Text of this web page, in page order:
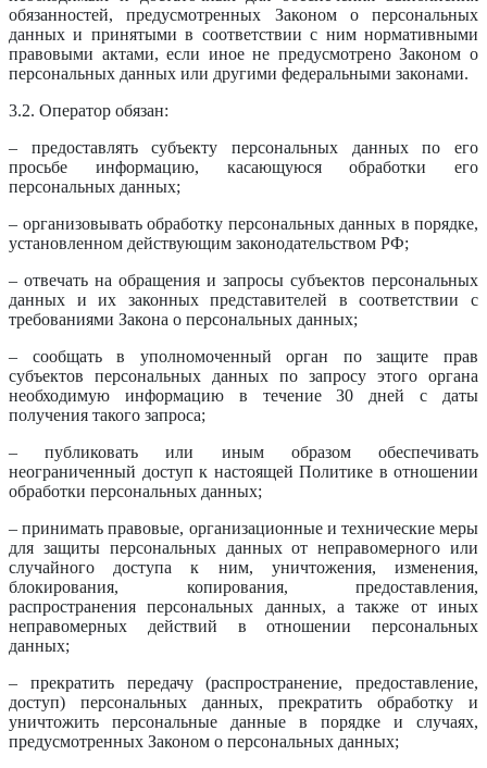
обязанностей, предусмотренных Законом о персональных
данных и принятыми в соответствии с ним нормативными
правовыми актами, если иное не предусмотрено Законом о
персональных данных или другими федеральными законами.
3.2. Оператор обязан:
– предоставлять субъекту персональных данных по его
просьбе информацию, касающуюся обработки его
персональных данных;
– организовывать обработку персональных данных в порядке,
установленном действующим законодательством РФ;
– отвечать на обращения и запросы субъектов персональных
данных и их законных представителей в соответствии с
требованиями Закона о персональных данных;
– сообщать в уполномоченный орган по защите прав
субъектов персональных данных по запросу этого органа
необходимую информацию в течение 30 дней с даты
получения такого запроса;
– публиковать или иным образом обеспечивать
неограниченный доступ к настоящей Политике в отношении
обработки персональных данных;
– принимать правовые, организационные и технические меры
для защиты персональных данных от неправомерного или
случайного доступа к ним, уничтожения, изменения,
блокирования, копирования, предоставления,
распространения персональных данных, а также от иных
неправомерных действий в отношении персональных
данных;
– прекратить передачу (распространение, предоставление,
доступ) персональных данных, прекратить обработку и
уничтожить персональные данные в порядке и случаях,
предусмотренных Законом о персональных данных;